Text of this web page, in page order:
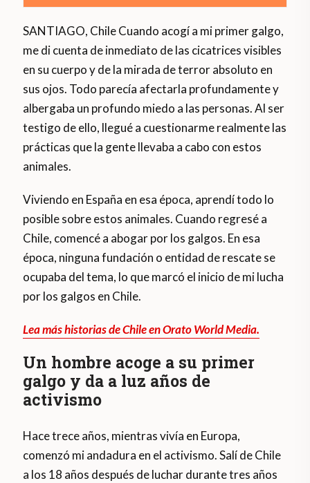
SANTIAGO, Chile Cuando acogí a mi primer galgo,
me di cuenta de inmediato de las cicatrices visibles
en su cuerpo y de la mirada de terror absoluto en
sus ojos. Todo parecía afectarla profundamente y
albergaba un profundo miedo a las personas. Al ser
testigo de ello, llegué a cuestionarme realmente las
prácticas que la gente llevaba a cabo con estos
animales.
Viviendo en España en esa época, aprendí todo lo
posible sobre estos animales. Cuando regresé a
Chile, comencé a abogar por los galgos. En esa
época, ninguna fundación o entidad de rescate se
ocupaba del tema, lo que marcó el inicio de mi lucha
por los galgos en Chile.
Lea más historias de Chile en Orato World Media.
Un hombre acoge a su primer
galgo y da a luz años de
activismo
Hace trece años, mientras vivía en Europa,
comenzó mi andadura en el activismo. Salí de Chile
a los 18 años después de luchar durante tres años